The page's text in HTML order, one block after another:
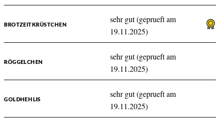
BROTZEITKRÜSTCHEN
sehr gut (geprueft am
19.11.2025)
RÖGGELCHEN
sehr gut (geprueft am
19.11.2025)
GOLDHEHLIS
sehr gut (geprueft am
19.11.2025)